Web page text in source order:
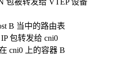
B 当中的路由表
IP 包转发给 cni0
cni0 上的容器 B